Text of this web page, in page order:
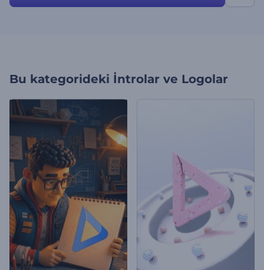
Bu kategorideki İntrolar ve Logolar